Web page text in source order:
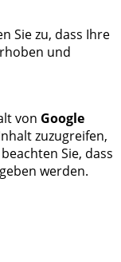
Sie zu, dass Ihre
und
von Google
zuzugreifen,
Sie, dass
werden.